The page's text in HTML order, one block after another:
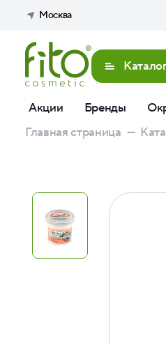
Москва
Акции Бренды
Главная страница —